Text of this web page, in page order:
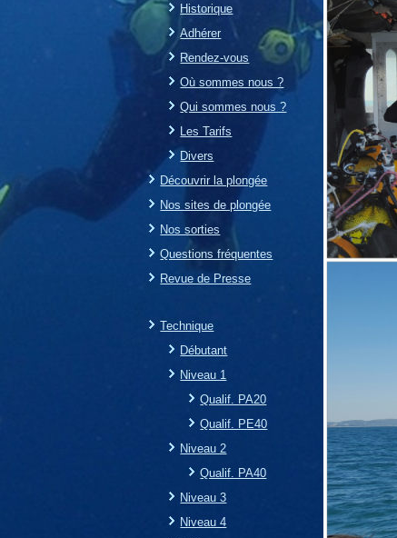
Historique
Adhérer
Rendez-vous
Où sommes nous ?
Qui sommes nous ?
Les Tarifs
Divers
Découvrir la plongée
Nos sites de plongée
Nos sorties
Questions fréquentes
Revue de Presse
Technique
Débutant
Niveau 1
Qualif. PA20
Qualif. PE40
Niveau 2
Qualif. PA40
Niveau 3
Niveau 4